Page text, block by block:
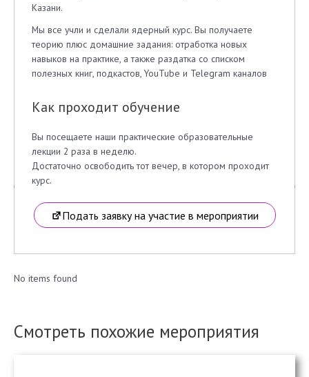
Казани.
Мы все учли и сделали ядерный курс. Вы получаете
теорию плюс домашние задания: отработка новых
навыков на практике, а также раздатка со списком
полезных книг, подкастов, YouTube и Telegram каналов
Как проходит обучение
Вы посещаете наши практические образовательные
лекции 2 раза в неделю.
Достаточно освободить тот вечер, в котором проходит
курс.
Подать заявку на участие в мероприятии
No items found
Смотреть похожие мероприятия